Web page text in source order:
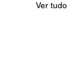
Ver tudo